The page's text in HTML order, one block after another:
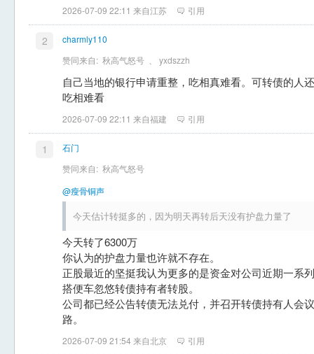
2026-07-09 22:11 来自江苏 引用
2
charmly110
赞同来自: 秋高气怒号 yxdszzh
自己当地的银行申请重整，吃相真难看。可转债的人
吃相难看
2026-07-09 22:11 来自福建 引用
1
石门
赞同来自: 秋高气怒号
@瘦骨铜声
今天估计转挺多的，因为明天再转后天没有护盘力量了
今天转了6300万
你认为的护盘力量也许就不存在。
正股最近的坚挺我认为更多的是资金对公司近期一系
搭便车忽悠转债持有者转股。
公司都已经公告转债无法兑付，并召开转债持有人会
路。
2026-07-09 21:54 来自北京 引用